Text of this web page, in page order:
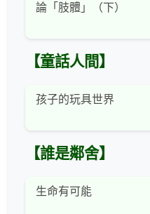
論「肢體」（下）
【童話人間】
孩子的玩具世界
【誰是鄰舍】
生命有可能